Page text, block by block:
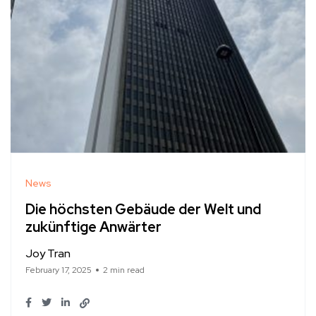
News
Die höchsten Gebäude der Welt und
zukünftige Anwärter
Joy Tran
February 17, 2025 2 min read